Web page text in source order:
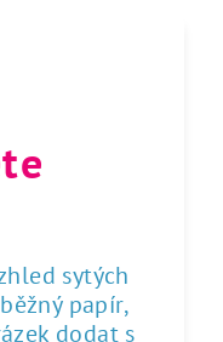
sytých
papír,
dodat s